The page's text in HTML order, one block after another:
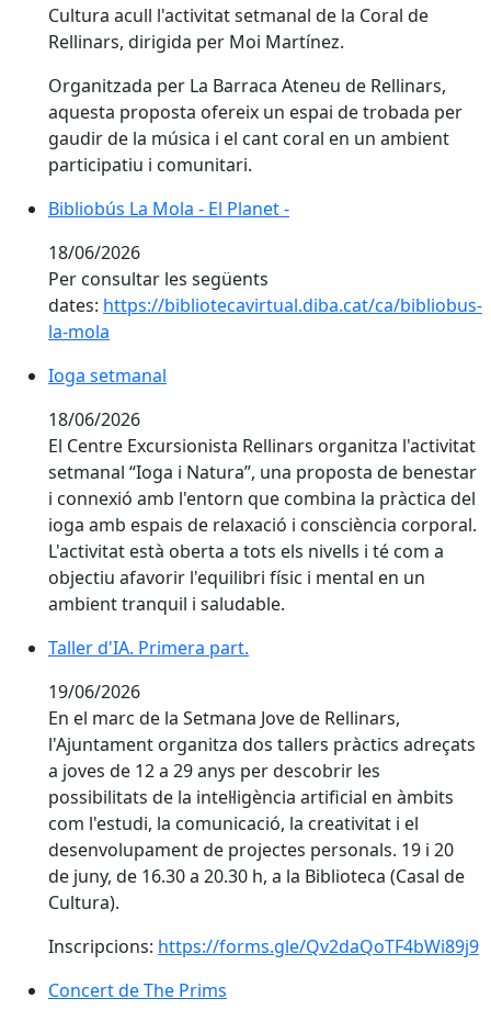
Cultura acull l'activitat setmanal de la Coral de
Rellinars, dirigida per Moi Martínez.
Organitzada per La Barraca Ateneu de Rellinars,
aquesta proposta ofereix un espai de trobada per
gaudir de la música i el cant coral en un ambient
participatiu i comunitari.
Bibliobús La Mola - El Planet -
Bibliobús La Mola - El Planet -
18/06/2026
Per consultar les següents
dates: https://bibliotecavirtual.diba.cat/ca/bibliobus-
la-mola
Ioga setmanal
Ioga setmanal
18/06/2026
El Centre Excursionista Rellinars organitza l'activitat
setmanal “Ioga i Natura”, una proposta de benestar
i connexió amb l'entorn que combina la pràctica del
ioga amb espais de relaxació i consciència corporal.
L'activitat està oberta a tots els nivells i té com a
objectiu afavorir l'equilibri físic i mental en un
ambient tranquil i saludable.
Taller d'IA. Primera part.
Taller d'IA. Primera part.
19/06/2026
En el marc de la Setmana Jove de Rellinars,
l'Ajuntament organitza dos tallers pràctics adreçats
a joves de 12 a 29 anys per descobrir les
possibilitats de la intel·ligència artificial en àmbits
com l'estudi, la comunicació, la creativitat i el
desenvolupament de projectes personals. 19 i 20
de juny, de 16.30 a 20.30 h, a la Biblioteca (Casal de
Cultura).
Inscripcions: https://forms.gle/Qv2daQoTF4bWi89j9
Concert de The Prims
Concert de The Prims